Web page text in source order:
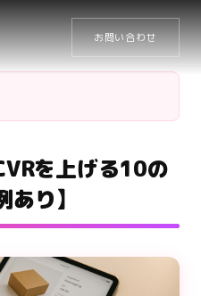
お問い合わせ
を上げる10の
り】